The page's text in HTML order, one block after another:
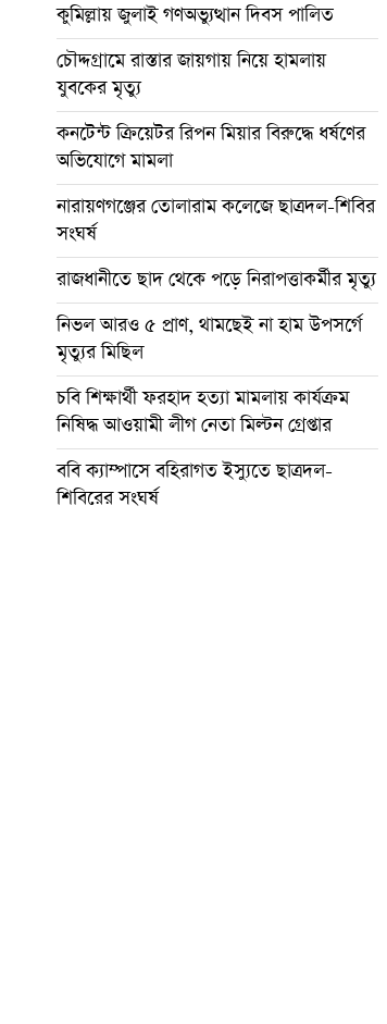
কুমিল্লায় জুলাই গণঅভ্যুত্থান দিবস পালিত
চৌদ্দগ্রামে রাস্তার জায়গায় নিয়ে হামলায়
যুবকের মৃত্যু
কনটেন্ট ক্রিয়েটর রিপন মিয়ার বিরুদ্ধে ধর্ষণের
অভিযোগে মামলা
নারায়ণগঞ্জের তোলারাম কলেজে ছাত্রদল-শিবির
সংঘর্ষ
রাজধানীতে ছাদ থেকে পড়ে নিরাপত্তাকর্মীর মৃত্যু
নিভল আরও ৫ প্রাণ, থামছেই না হাম উপসর্গে
মৃত্যুর মিছিল
চবি শিক্ষার্থী ফরহাদ হত্যা মামলায় কার্যক্রম
নিষিদ্ধ আওয়ামী লীগ নেতা মিল্টন গ্রেপ্তার
ববি ক্যাম্পাসে বহিরাগত ইস্যুতে ছাত্রদল-
শিবিরের সংঘর্ষ